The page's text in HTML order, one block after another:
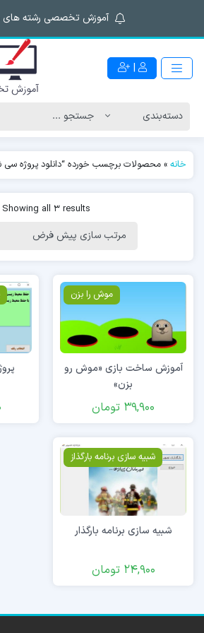
آموزش تخصصی رشته های
|
خانه » محصولات برچسب خورده “دانلود پروژه سی
Showing all 3 results
موش را بزن
آموزش ساخت بازی «موش رو
بزن»
39,900 تومان
شبیه سازی برنامه بارگذاز
شبیه سازی برنامه بارگذار
24,900 تومان